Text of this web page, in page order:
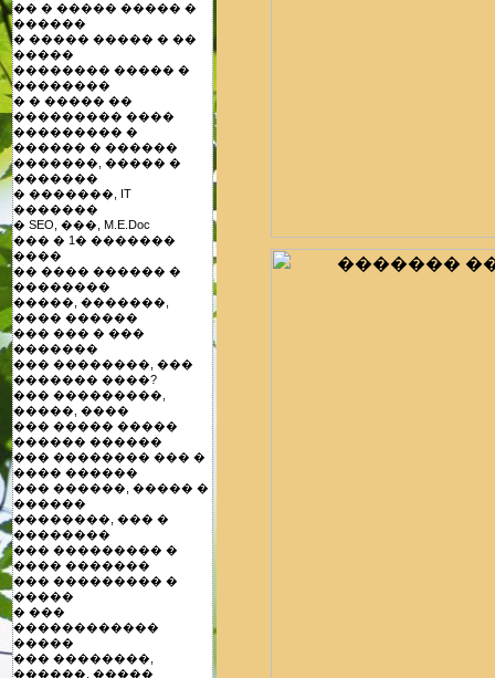
�� � ����� ����� �
������
� ����� ����� � ��
�����
�������� ����� �
��������
� � ����� ��
��������� ����
��������� �
������ � ������
�������, ����� �
�������
� �������, IT
�������
� SEO, ���, M.E.Doc
��� � 1� �������
����
�� ���� ������ �
��������
�����, �������,
���� ������
��� ��� � ���
�������
��� ��������, ���
������� ����?
��� ���������,
�����, ����
��� ����� �����
������ ������
��� �������� ��� �
���� ������
��� ������, ����� �
������
��������, ��� �
��������
��� ��������� �
���� �������
��� ��������� �
�����
� ���
������������
�����
��� ��������,
������, �����